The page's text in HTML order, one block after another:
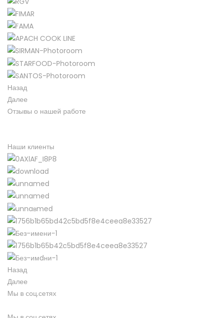
Назад
Далее
Отзывы о нашей работе
Наши клиенты
Назад
Далее
Мы в соц.сетях